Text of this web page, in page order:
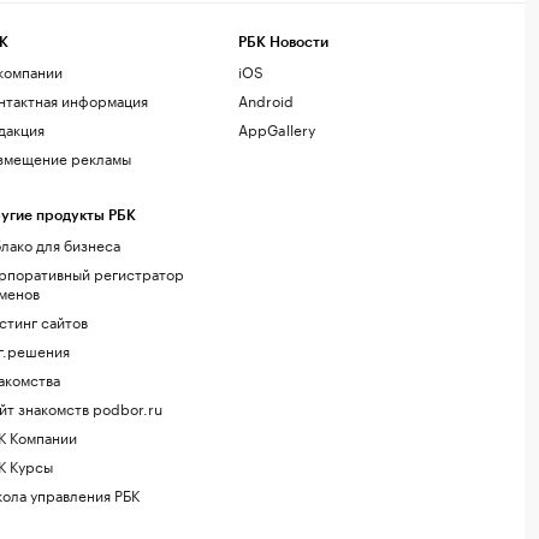
информация
рекламы
продукты РБК
для бизнеса
регистратор
сайтов
знакомств podbor.ru
Компании
Курсы
управления РБК
РБК Новости
iOS
Android
AppGallery